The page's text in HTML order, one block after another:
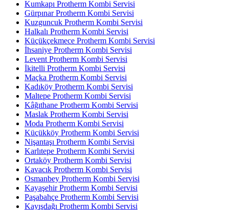
Kumkapı Protherm Kombi Servisi
Gürpınar Protherm Kombi Servisi
Kuzguncuk Protherm Kombi Servisi
Halkalı Protherm Kombi Servisi
Küçükçekmece Protherm Kombi Servisi
İhsaniye Protherm Kombi Servisi
Levent Protherm Kombi Servisi
İkitelli Protherm Kombi Servisi
Maçka Protherm Kombi Servisi
Kadıköy Protherm Kombi Servisi
Maltepe Protherm Kombi Servisi
Kâğıthane Protherm Kombi Servisi
Maslak Protherm Kombi Servisi
Moda Protherm Kombi Servisi
Küçükköy Protherm Kombi Servisi
Nişantaşı Protherm Kombi Servisi
Karlıtepe Protherm Kombi Servisi
Ortaköy Protherm Kombi Servisi
Kavacık Protherm Kombi Servisi
Osmanbey Protherm Kombi Servisi
Kayaşehir Protherm Kombi Servisi
Paşabahçe Protherm Kombi Servisi
Kayışdağı Protherm Kombi Servisi